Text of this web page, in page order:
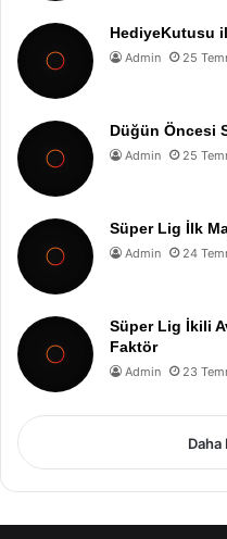
HediyeKutusu
Admin 25
Düğün Öncesi
Admin 25
Süper Lig İlk
Admin 24
Süper Lig İkili
Faktör
Admin 23
Daha